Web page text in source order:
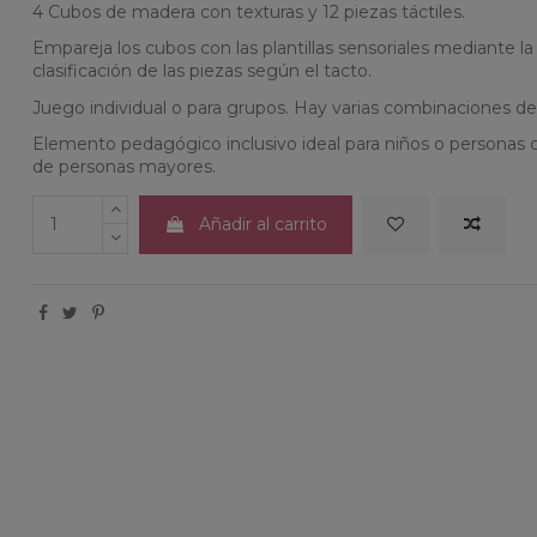
4 Cubos de madera con texturas y 12 piezas táctiles.
Empareja los cubos con las plantillas sensoriales mediante
clasificación de las piezas según el tacto.
Juego individual o para grupos. Hay varias combinaciones
Elemento pedagógico inclusivo ideal para niños o
de personas mayores.
Añadir al carrito